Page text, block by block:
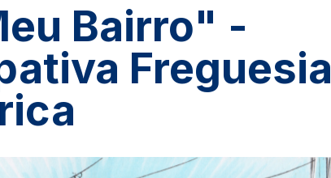
Bairro" -
Freguesia